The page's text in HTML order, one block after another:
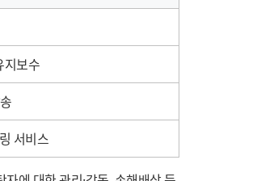
지보수
서비스